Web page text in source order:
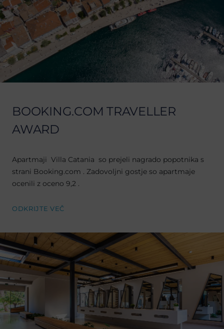
BOOKING.COM TRAVELLER
AWARD
Apartmaji Villa Catania so prejeli nagrado popotnika s
strani Booking.com . Zadovoljni gostje so apartmaje
ocenili z oceno 9,2 .
ODKRIJTE VEČ